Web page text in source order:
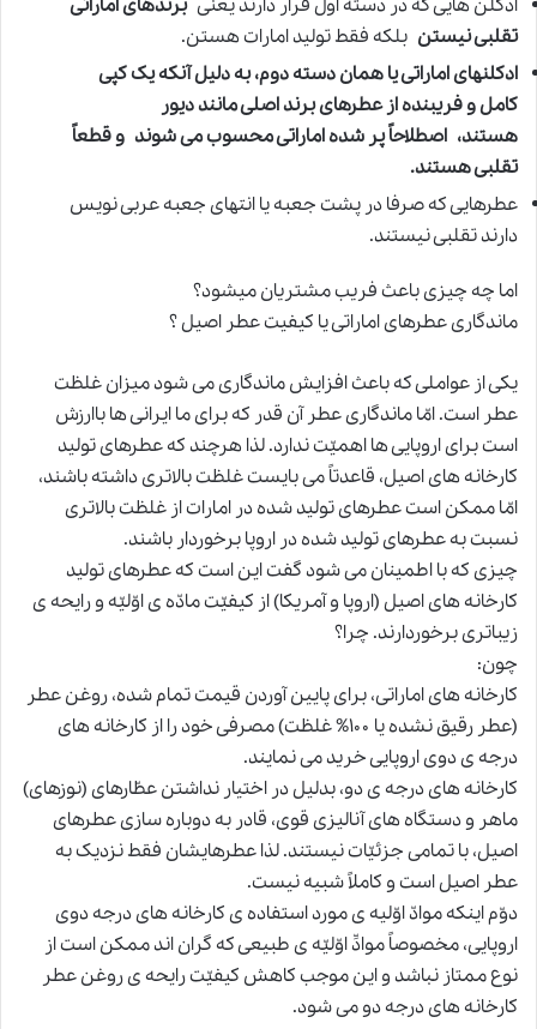
ادکلن هایی که در دسته اول قرار دارند یعنیبرندهای اماراتی
تقلبی نیستن بلکه فقط تولید امارات هستن.
ادکلنهای اماراتی یا همان دسته دوم، به دلیل آنکه یک کپی
کامل و فریبنده از عطرهای برند اصلی مانند دیور
هستند، اصطلاحاً پر شده اماراتی محسوب می شوند و قطعاً
تقلبی هستند.
عطرهایی که صرفا در پشت جعبه یا انتهای جعبه عربی نویس
دارند تقلبی نیستند.
اما چه چیزی باعث فریب مشتریان میشود؟
ماندگاری عطرهای اماراتی یا کیفیت عطر اصیل ؟
یکی از عواملی که باعث افزایش ماندگاری می شود میزان غلظت
عطر است. امّا ماندگاری عطر آن قدر که برای ما ایرانی ها باارزش
است برای اروپایی ها اهمیّت ندارد. لذا هرچند که عطرهای تولید
کارخانه های اصیل، قاعدتاً می بایست غلظت بالاتری داشته باشند،
امّا ممکن است عطرهای تولید شده در امارات از غلظت بالاتری
نسبت به عطرهای تولید شده در اروپا برخوردار باشند.
چیزی که با اطمینان می شود گفت این است که عطرهای تولید
کارخانه های اصیل (اروپا و آمریکا) از کیفیّت مادّه ی اوّلیّه و رایحه ی
زیباتری برخوردارند. چرا؟
چون:
کارخانه های اماراتی، برای پایین آوردن قیمت تمام شده، روغن عطر
(عطر رقیق نشده یا ۱۰۰% غلظت) مصرفی خود را از کارخانه های
درجه ی دوی اروپایی خرید می نمایند.
کارخانه های درجه ی دو، بدلیل در اختیار نداشتن عطّارهای (نوزهای)
ماهر و دستگاه های آنالیزی قوی، قادر به دوباره سازی عطرهای
اصیل، با تمامی جزئیّات نیستند. لذا عطرهایشان فقط نزدیک به
عطر اصیل است و کاملاً شبیه نیست.
دوّم اینکه موادّ اوّلیه ی مورد استفاده ی کارخانه های درجه دوی
اروپایی، مخصوصاً موادِّ اوّلیّه ی طبیعی که گران اند ممکن است از
نوع ممتاز نباشد و این موجب کاهش کیفیّت رایحه ی روغن عطر
کارخانه های درجه دو می شود.